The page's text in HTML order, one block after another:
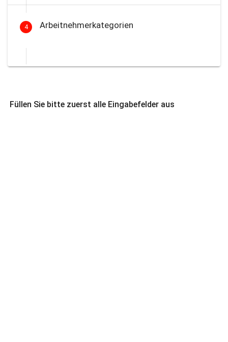
4 Arbeitnehmerkategorien
Füllen Sie bitte zuerst alle Eingabefelder aus